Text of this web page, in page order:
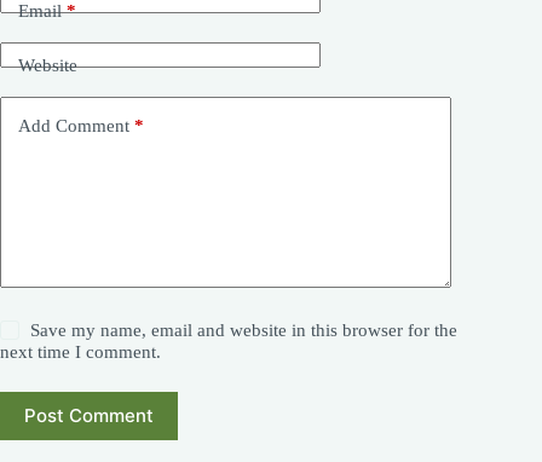
Email*
Website
Add Comment *
Save my name, email and website in this browser for the
next time I comment.
Post Comment